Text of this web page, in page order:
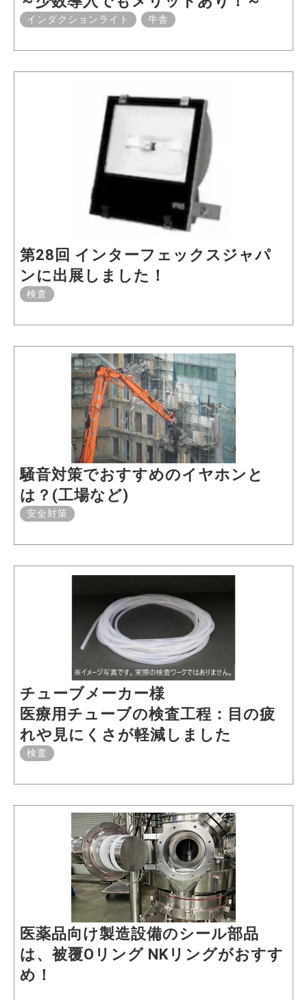
インダクションライト 牛舎
第28回 インターフェックスジャパ
ンに出展しました！
検査
騒音対策でおすすめのイヤホンと
は？(工場など)
安全対策
チューブメーカー様
医療用チューブの検査工程：目の疲
れや見にくさが軽減しました
検査
医薬品向け製造設備のシール部品
は、被覆Oリング NKリングがおすす
め！